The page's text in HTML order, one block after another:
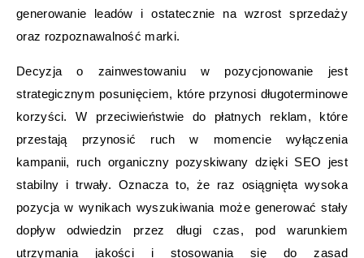
generowanie leadów i ostatecznie na wzrost sprzedaży
oraz rozpoznawalność marki.
Decyzja o zainwestowaniu w pozycjonowanie jest
strategicznym posunięciem, które przynosi długoterminowe
korzyści. W przeciwieństwie do płatnych reklam, które
przestają przynosić ruch w momencie wyłączenia
kampanii, ruch organiczny pozyskiwany dzięki SEO jest
stabilny i trwały. Oznacza to, że raz osiągnięta wysoka
pozycja w wynikach wyszukiwania może generować stały
dopływ odwiedzin przez długi czas, pod warunkiem
utrzymania jakości i stosowania się do zasad